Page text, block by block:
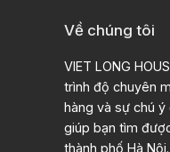
Về chúng tôi
VIET LONG
trình độ chuyên
hàng và sự chú
giúp bạn tìm
thành phố Hà